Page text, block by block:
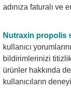
adınıza faturalı ve
Nutraxin propolis
kullanıcı
bildirimlerinizi
ürünler hakkında
kullanıcıların